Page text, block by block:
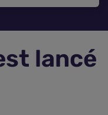
lancé